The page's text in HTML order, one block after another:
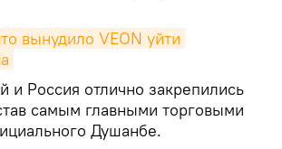
вынудило VEON уйти
и Россия отлично закрепились
самым главными торговыми
Душанбе.